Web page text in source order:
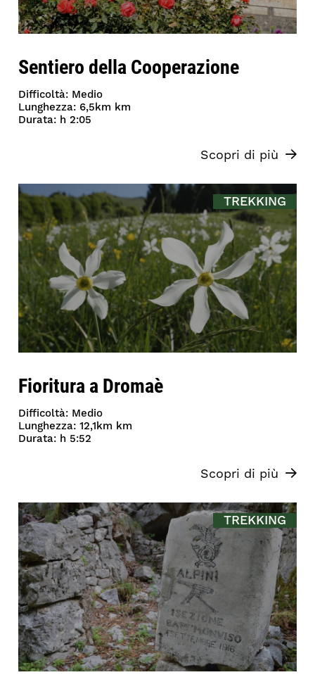
Sentiero della Cooperazione
Difficoltà: Medio
Lunghezza: 6,5km km
Durata: h 2:05
Scopri di più
TREKKING
Fioritura a Dromaè
Difficoltà: Medio
Lunghezza: 12,1km km
Durata: h 5:52
Scopri di più
TREKKING